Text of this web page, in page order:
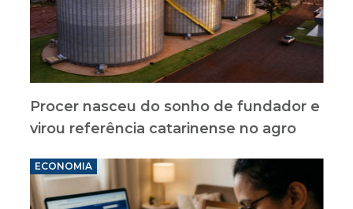
Procer nasceu do sonho de fundador e
virou referência catarinense no agro
ECONOMIA